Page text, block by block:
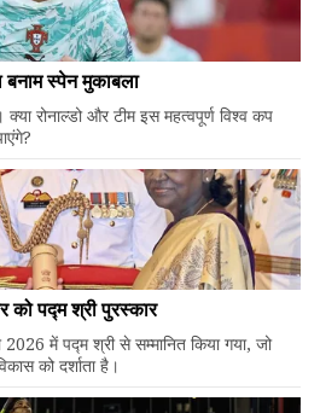
बनाम स्पेन मुकाबला
रोनाल्डो और टीम इस महत्वपूर्ण विश्व कप
को पद्म श्री पुरस्कार
2026 में पद्म श्री से सम्मानित किया गया, जो
को दर्शाता है।